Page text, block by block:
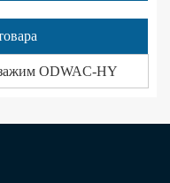
ODWAC-HY